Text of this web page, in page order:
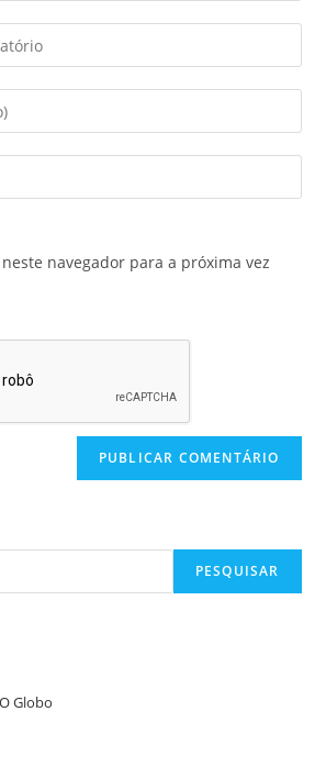
navegador para a próxima vez
PESQUISAR
Globo